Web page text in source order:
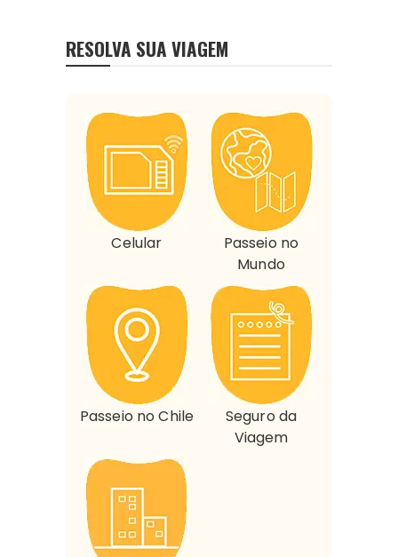
RESOLVA SUA VIAGEM
Celular
Passeio no
Mundo
Passeio no Chile
Seguro da
Viagem